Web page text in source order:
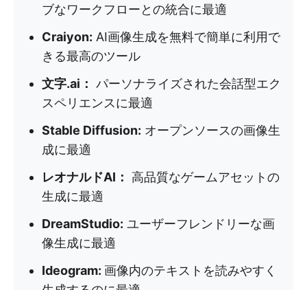
ブなワークフローとの統合に最適
Craiyon: AI画像生成を無料で簡単に利用で
きる最高のツール
文字.ai： パーソナライズされた会話型エク
スペリエンスに最適
Stable Diffusion: オープンソースの画像生
成に最適
レオナルドAI：
高品質なゲームアセットの
生成に最適
DreamStudio: ユーザーフレンドリーな画
像生成に最適
Ideogram: 画像内のテキストを読みやすく